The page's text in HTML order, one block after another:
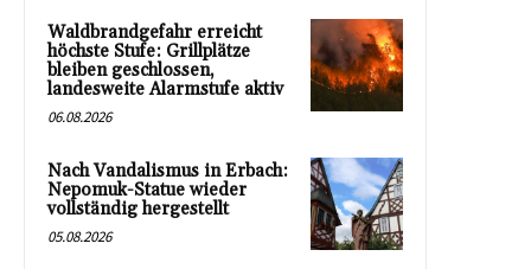
Waldbrandgefahr erreicht
höchste Stufe: Grillplätze
bleiben geschlossen,
landesweite Alarmstufe aktiv
06.08.2026
Nach Vandalismus in Erbach:
Nepomuk-Statue wieder
vollständig hergestellt
05.08.2026